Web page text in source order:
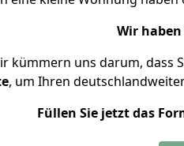
Wir
kümmern uns darum, dass
, um Ihren
Füllen Sie jetzt das